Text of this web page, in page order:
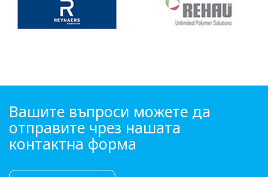
Вашите въпроси можете да
отправите чрез нашата
контактна форма